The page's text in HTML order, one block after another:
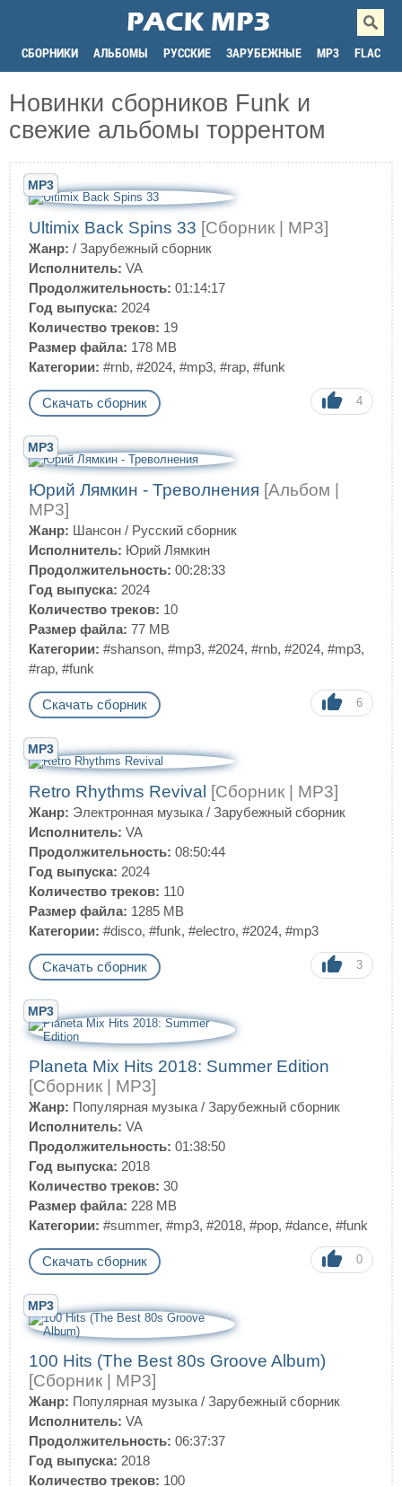
СБОРНИКИ АЛЬБОМЫ РУССКИЕ ЗАРУБЕЖНЫЕ MP3 FLAC
Новинки сборников Funk и
свежие альбомы торрентом
MP3
Ultimix Back Spins 33 [Сборник | MP3]
Жанр: / Зарубежный сборник
Исполнитель: VA
Продолжительность: 01:14:17
Год выпуска: 2024
Количество треков: 19
Размер файла: 178 MB
Категории: #rnb, #2024, #mp3, #rap, #funk
Скачать сборник 4
MP3
Юрий Лямкин - Треволнения [Альбом |
MP3]
Жанр: Шансон / Русский сборник
Исполнитель: Юрий Лямкин
Продолжительность: 00:28:33
Год выпуска: 2024
Количество треков: 10
Размер файла: 77 MB
Категории: #shanson, #mp3, #2024, #rnb, #2024, #mp3,
#rap, #funk
Скачать сборник 6
MP3
Retro Rhythms Revival [Сборник | MP3]
Жанр: Электронная музыка / Зарубежный сборник
Исполнитель: VA
Продолжительность: 08:50:44
Год выпуска: 2024
Количество треков: 110
Размер файла: 1285 MB
Категории: #disco, #funk, #electro, #2024, #mp3
Скачать сборник 3
MP3
Planeta Mix Hits 2018: Summer Edition
[Сборник | MP3]
Жанр: Популярная музыка / Зарубежный сборник
Исполнитель: VA
Продолжительность: 01:38:50
Год выпуска: 2018
Количество треков: 30
Размер файла: 228 MB
Категории: #summer, #mp3, #2018, #pop, #dance, #funk
Скачать сборник 0
MP3
100 Hits (The Best 80s Groove Album)
[Сборник | MP3]
Жанр: Популярная музыка / Зарубежный сборник
Исполнитель: VA
Продолжительность: 06:37:37
Год выпуска: 2018
Количество треков: 100